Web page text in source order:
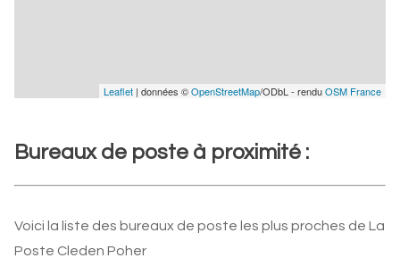
Leaflet | données ©OpenStreetMap/ODbL - renduOSM France
Bureaux de poste à proximité :
Voici la liste des bureaux de poste les plus proches de La
Poste Cleden Poher